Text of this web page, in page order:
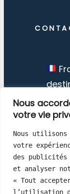
Nous
votre vie
Nous utilisons
votre
des publicités
et analyser
« Tout
l’utilisation
1998 – 2026